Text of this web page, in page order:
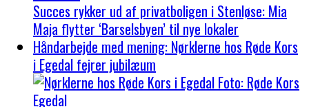
Succes rykker ud af privatboligen i Stenløse: Mia
Maja flytter ‘Barselsbyen’ til nye lokaler
Håndarbejde med mening: Nørklerne hos Røde Kors
i Egedal fejrer jubilæum